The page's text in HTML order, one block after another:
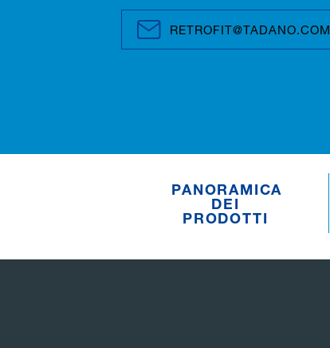
RETROFIT@TADANO.COM
PANORAMICA
DEI
PRODOTTI